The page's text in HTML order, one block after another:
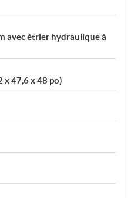
avec étrier hydraulique à
x 47,6 x 48 po)